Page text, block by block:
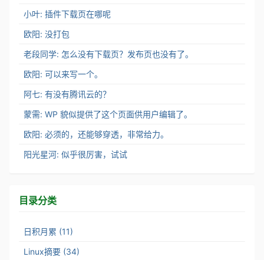
小叶: 插件下载页在哪呢
欧阳: 没打包
老段同学: 怎么没有下载页？发布页也没有了。
欧阳: 可以来写一个。
阿七: 有没有腾讯云的？
蒙需: WP 貌似提供了这个页面供用户编辑了。
欧阳: 必须的，还能够穿透，非常给力。
阳光星河: 似乎很厉害，试试
目录分类
日积月累 (11)
Linux摘要 (34)